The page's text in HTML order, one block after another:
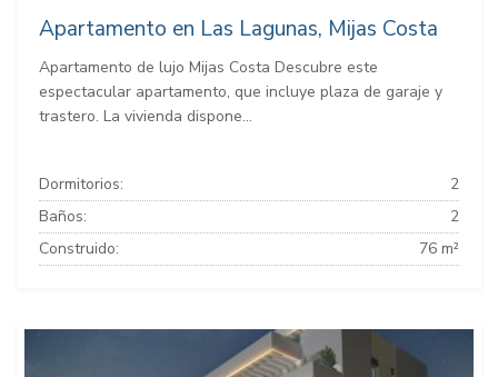
Apartamento en Las Lagunas, Mijas Costa
Apartamento de lujo Mijas Costa Descubre este
espectacular apartamento, que incluye plaza de garaje y
trastero. La vivienda dispone...
Dormitorios:
2
Baños:
2
Construido:
76 m²